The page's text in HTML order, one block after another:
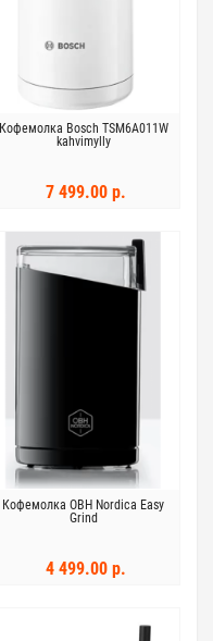
Кофемолка Bosch TSM6A011W
kahvimylly
7 499.00 р.
Кофемолка OBH Nordica Easy
Grind
4 499.00 р.